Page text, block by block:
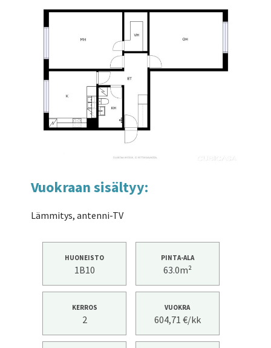
Vuokraan sisältyy:
Lämmitys, antenni-TV
HUONEISTO
1B10
PINTA-ALA
63.0m²
KERROS
2
VUOKRA
604,71 €/kk